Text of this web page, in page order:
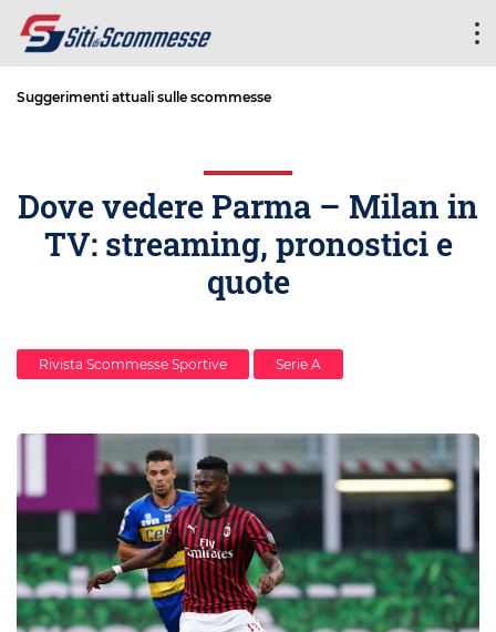
Suggerimenti attuali sulle scommesse
Dove vedere Parma – Milan in
TV: streaming, pronostici e
quote
Rivista Scommesse Sportive Serie A